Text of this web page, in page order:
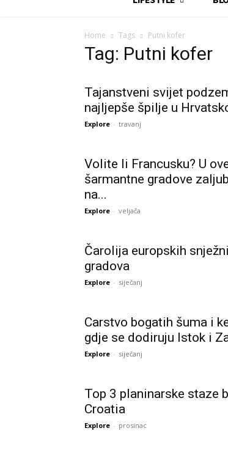
Home Tags Putni kofer
Tag: Putni kofer
Tajanstveni svijet
najljepše špilje u
Explore - travanj
Volite li Francusku? U
šarmantne gradove
na...
Explore - veljača
Čarolija europskih
gradova
Explore - siječanj
Carstvo bogatih šuma i
gdje se dodiruju Istok i
Explore - siječanj
Top 3 planinarske staze
Croatia
Explore - prosinac